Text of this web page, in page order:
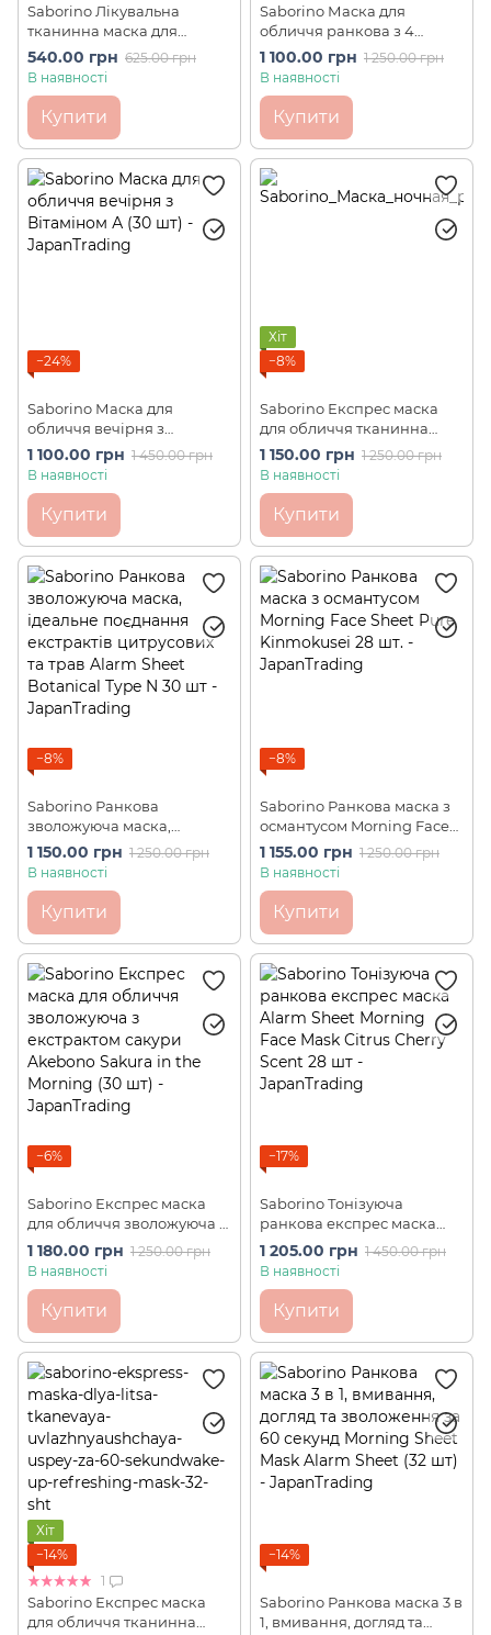
Saborino Лікувальна
тканинна маска для
проблемної шкіри з CICA
та вітамінами Medicated
540.00 грн 625.00 грн
В наявності
Купити
Saborino Маска для
обличчя ранкова з 4
видами Вітаміну С (30 шт)
1 100.00 грн 1 250.00 грн
В наявності
Купити
−24%
Saborino Маска для
обличчя вечірня з
Вітаміном А (30 шт)
1 100.00 грн 1 450.00 грн
В наявності
Купити
Хіт
−8%
Saborino Експрес маска
для обличчя тканинна
нічна "Встигни за 60
секунд" Nightime Mask (30
1 150.00 грн 1 250.00 грн
В наявності
Купити
−8%
Saborino Ранкова
зволожуюча маска,
ідеальне поєднання
екстрактів цитрусових та
Type N 30 шт
1 150.00 грн 1 250.00 грн
В наявності
Купити
−8%
Saborino Ранкова маска з
османтусом Morning Face
Sheet Pure Kinmokusei 28
шт.
1 155.00 грн 1 250.00 грн
В наявності
Купити
−6%
Saborino Експрес маска
для обличчя зволожуюча з
екстрактом сакури
Akebono Sakura in the
1 180.00 грн 1 250.00 грн
В наявності
Купити
−17%
Saborino Тонізуюча
ранкова експрес маска
Alarm Sheet Morning Face
Mask Citrus Cherry Scent 28
1 205.00 грн 1 450.00 грн
В наявності
Купити
Хіт
−14%
1
Saborino Експрес маска
для обличчя тканинна
−14%
Saborino Ранкова маска 3 в
1, вмивання, догляд та